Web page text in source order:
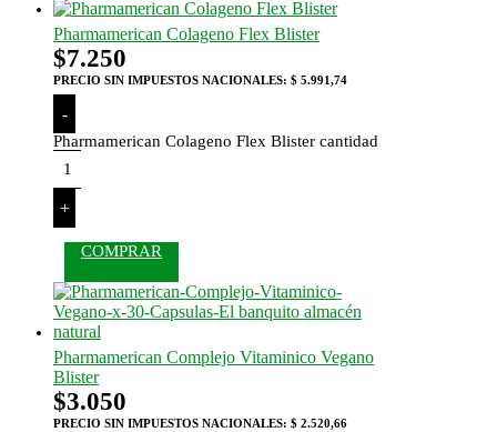
Pharmamerican Colageno Flex Blister
$7.250
PRECIO SIN IMPUESTOS NACIONALES: $ 5.991,74
-
Pharmamerican Colageno Flex Blister cantidad
+
COMPRAR
Pharmamerican Complejo Vitaminico Vegano
Blister
$3.050
PRECIO SIN IMPUESTOS NACIONALES: $ 2.520,66